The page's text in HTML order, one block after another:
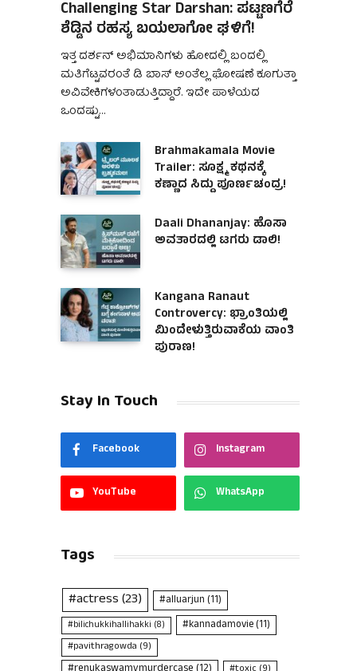
Challenging Star Darshan: ಪಟ್ಟಣಗೆರೆ
ಶೆಡ್ಡಿನ ರಹಸ್ಯ ಬಯಲಾಗೋ ಘಳಿಗೆ!
ಇತ್ತ ದರ್ಶನ್ ಅಭಿಮಾನಿಗಳು ಹೋದಲ್ಲಿ ಬಂದಲ್ಲಿ
ಮತಿಗೆಟ್ಟವರಂತೆ ಡಿ ಬಾಸ್ ಅಂತೆಲ್ಲ ಘೋಷಣೆ ಕೂಗುತ್ತಾ
ಅವಿವೇಕಿಗಳಂತಾಡುತ್ತಿದ್ದಾರೆ. ಇದೇ ಪಾಳೆಯದ
ಒಂದಷ್ಟು…
Brahmakamala Movie
Trailer: ಸೂಕ್ಷ್ಮ ಕಥನಕ್ಕೆ
ಕಣ್ಣಾದ ಸಿದ್ದು ಪೂರ್ಣಚಂದ್ರ!
Daali Dhananjay: ಹೊಸಾ
ಅವತಾರದಲ್ಲಿ ಟಗರು ಡಾಲಿ!
Kangana Ranaut
Controvercy: ಭ್ರಾಂತಿಯಲ್ಲಿ
ಮಿಂದೇಳುತ್ತಿರುವಾಕೆಯ ವಾಂತಿ
ಪುರಾಣ!
Stay In Touch
Facebook Instagram
YouTube WhatsApp
Tags
#actress(23) #alluarjun(11)
#bilichukkihallihakki (8) #kannadamovie(11)
#pavithragowda (9)